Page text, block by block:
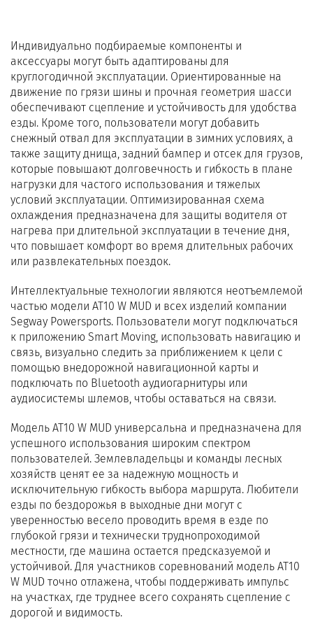
Индивидуально подбираемые компоненты и
аксессуары могут быть адаптированы для
круглогодичной эксплуатации. Ориентированные на
движение по грязи шины и прочная геометрия шасси
обеспечивают сцепление и устойчивость для удобства
езды. Кроме того, пользователи могут добавить
снежный отвал для эксплуатации в зимних условиях, а
также защиту днища, задний бампер и отсек для грузов,
которые повышают долговечность и гибкость в плане
нагрузки для частого использования и тяжелых
условий эксплуатации. Оптимизированная схема
охлаждения предназначена для защиты водителя от
нагрева при длительной эксплуатации в течение дня,
что повышает комфорт во время длительных рабочих
или развлекательных поездок.
Интеллектуальные технологии являются неотъемлемой
частью модели AT10 W MUD и всех изделий компании
Segway Powersports. Пользователи могут подключаться
к приложению Smart Moving, использовать навигацию и
связь, визуально следить за приближением к цели с
помощью внедорожной навигационной карты и
подключать по Bluetooth аудиогарнитуры или
аудиосистемы шлемов, чтобы оставаться на связи.
Модель AT10 W MUD универсальна и предназначена для
успешного использования широким спектром
пользователей. Землевладельцы и команды лесных
хозяйств ценят ее за надежную мощность и
исключительную гибкость выбора маршрута. Любители
езды по бездорожья в выходные дни могут с
уверенностью весело проводить время в езде по
глубокой грязи и технически труднопроходимой
местности, где машина остается предсказуемой и
устойчивой. Для участников соревнований модель AT10
W MUD точно отлажена, чтобы поддерживать импульс
на участках, где труднее всего сохранять сцепление с
дорогой и видимость.